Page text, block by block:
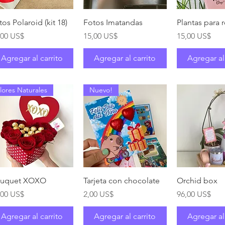
Vista rápida
Polaroid (kit 18)
US$
Agregar al carrito
Vista rápida
Fotos Imatandas
Precio
15,00 US$
Agregar al carrito
Vista
Plantas para
Precio
15,00 US$
Agregar
Vista rápida
Naturales
XOXO
US$
Agregar al carrito
Vista rápida
Nuevo!
Tarjeta con chocolate
Precio
2,00 US$
Agregar al carrito
Vista
Orchid box
Precio
96,00 US$
Agregar